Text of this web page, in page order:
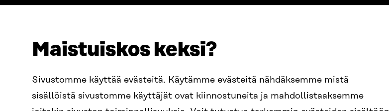
Maistuiskos keksi?
Sivustomme käyttää evästeitä. Käytämme evästeitä nähdäksemme mistä
sisällöistä sivustomme käyttäjät ovat kiinnostuneita ja mahdollistaaksemme
00181 Helsingfors
Ankomstinstruktioner
E-POST